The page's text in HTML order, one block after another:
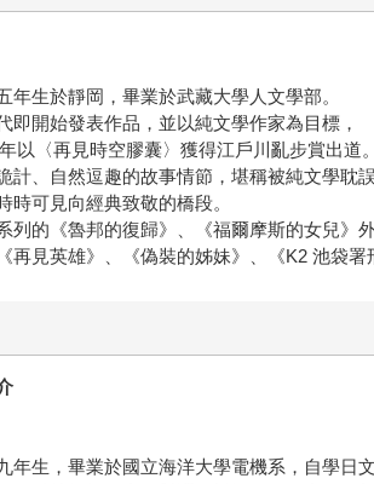
年生於靜岡，畢業於武藏大學人文學部。
即開始發表作品，並以純文學作家為目標，
以〈再見時空膠囊〉獲得江戶川亂步賞出道。
計、自然逗趣的故事情節，堪稱被純文學耽
時可見向經典致敬的橋段。
列的《魯邦的復歸》、《福爾摩斯的女兒》外
再見英雄》、《偽裝的姊妹》、《K2 池袋署
年生，畢業於國立海洋大學電機系，自學日